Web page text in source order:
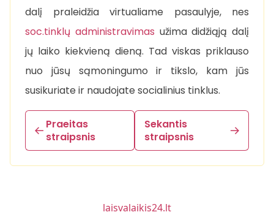
dalį praleidžia virtualiame pasaulyje, nes
soc.tinklų administravimas užima didžiąją dalį
jų laiko kiekvieną dieną. Tad viskas priklauso
nuo jūsų sąmoningumo ir tikslo, kam jūs
susikuriate ir naudojate socialinius tinklus.
Praeitas
straipsnis
Sekantis
straipsnis
laisvalaikis24.lt